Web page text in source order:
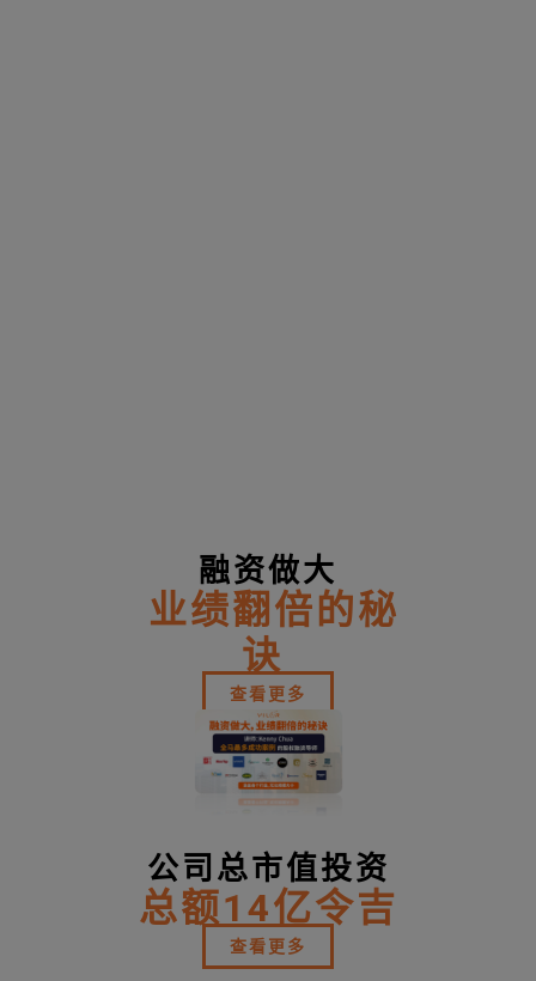
融资做大
业绩翻倍的秘
诀
查看更多
公司总市值投资
总额14亿令吉
查看更多